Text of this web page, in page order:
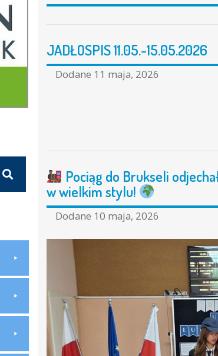
JADŁOSPIS 11.05.-15.05.2026
Dodane 11 maja, 2026
Pociąg do Brukseli
w wielkim stylu!
Dodane 10 maja, 2026